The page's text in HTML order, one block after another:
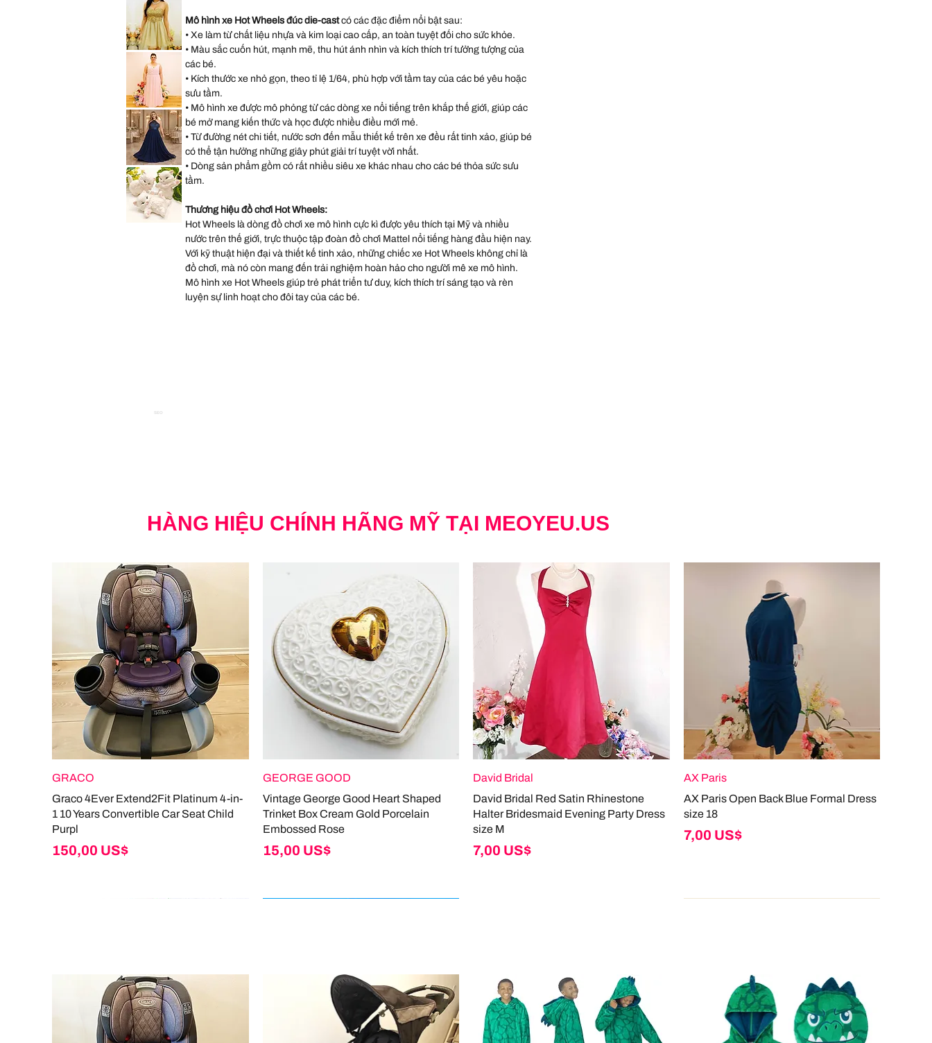
Mô hình xe Hot Wheels đúc die-castcó các đặc điểm nổi bật sau:
• Xe làm từ chất liệu nhựa và kim loại cao cấp, an toàn tuyệt đối cho sức khỏe.
• Màu sắc cuốn hút, mạnh mẽ, thu hút ánh nhìn và kích thích trí tưởng tượng của
các bé.
• Kích thước xe nhỏ gọn, theo tỉ lệ 1/64, phù hợp với tầm tay của các bé yêu hoặc
sưu tầm.
• Mô hình xe được mô phỏng từ các dòng xe nổi tiếng trên khắp thế giới, giúp các
bé mở mang kiến thức và học được nhiều điều mới mẻ.
• Từ đường nét chi tiết, nước sơn đến mẫu thiết kế trên xe đều rất tinh xảo, giúp bé
có thể tận hưởng những giây phút giải trí tuyệt vời nhất.
• Dòng sản phẩm gồm có rất nhiều siêu xe khác nhau cho các bé thỏa sức sưu
tầm.
Thương hiệu đồ chơi Hot Wheels:
Hot Wheels là dòng đồ chơi xe mô hình cực kì được yêu thích tại Mỹ và nhiều
nước trên thế giới, trực thuộc tập đoàn đồ chơi Mattel nổi tiếng hàng đầu hiện nay.
Với kỹ thuật hiện đại và thiết kế tinh xảo, những chiếc xe Hot Wheels không chỉ là
đồ chơi, mà nó còn mang đến trải nghiệm hoàn hảo cho người mê xe mô hình.
Mô hình xe Hot Wheels giúp trẻ phát triển tư duy, kích thích trí sáng tạo và rèn
luyện sự linh hoạt cho đôi tay của các bé.
Bottles
073026
Wireless
Bluetooth
Headphones
with
Headwear
Earmuffs
Speechless
Sleeveless
Sparkly
Sequin
Prom
Party
Dress
Size
11
Hayley
Paige
Pink
Occasions
Wedding
Gown
Dress
size
14
Lulus
Sequin
Chiffon
Halter
Matte
Navy
Long
Dress
SEO
HÀNG HIỆU CHÍNH HÃNG MỸ TẠI MEOYEU.US
GRACO
Graco 4Ever Extend2Fit Platinum 4-in-
1 10 Years Convertible Car Seat Child
Purpl
Giá
150,00 US$
GEORGE GOOD
Vintage George Good Heart Shaped
Trinket Box Cream Gold Porcelain
Embossed Rose
Giá
15,00 US$
David Bridal
David Bridal Red Satin Rhinestone
Halter Bridesmaid Evening Party Dress
size M
Giá
7,00 US$
AX Paris
AX Paris Open Back Blue Formal Dress
size 18
Giá
7,00 US$